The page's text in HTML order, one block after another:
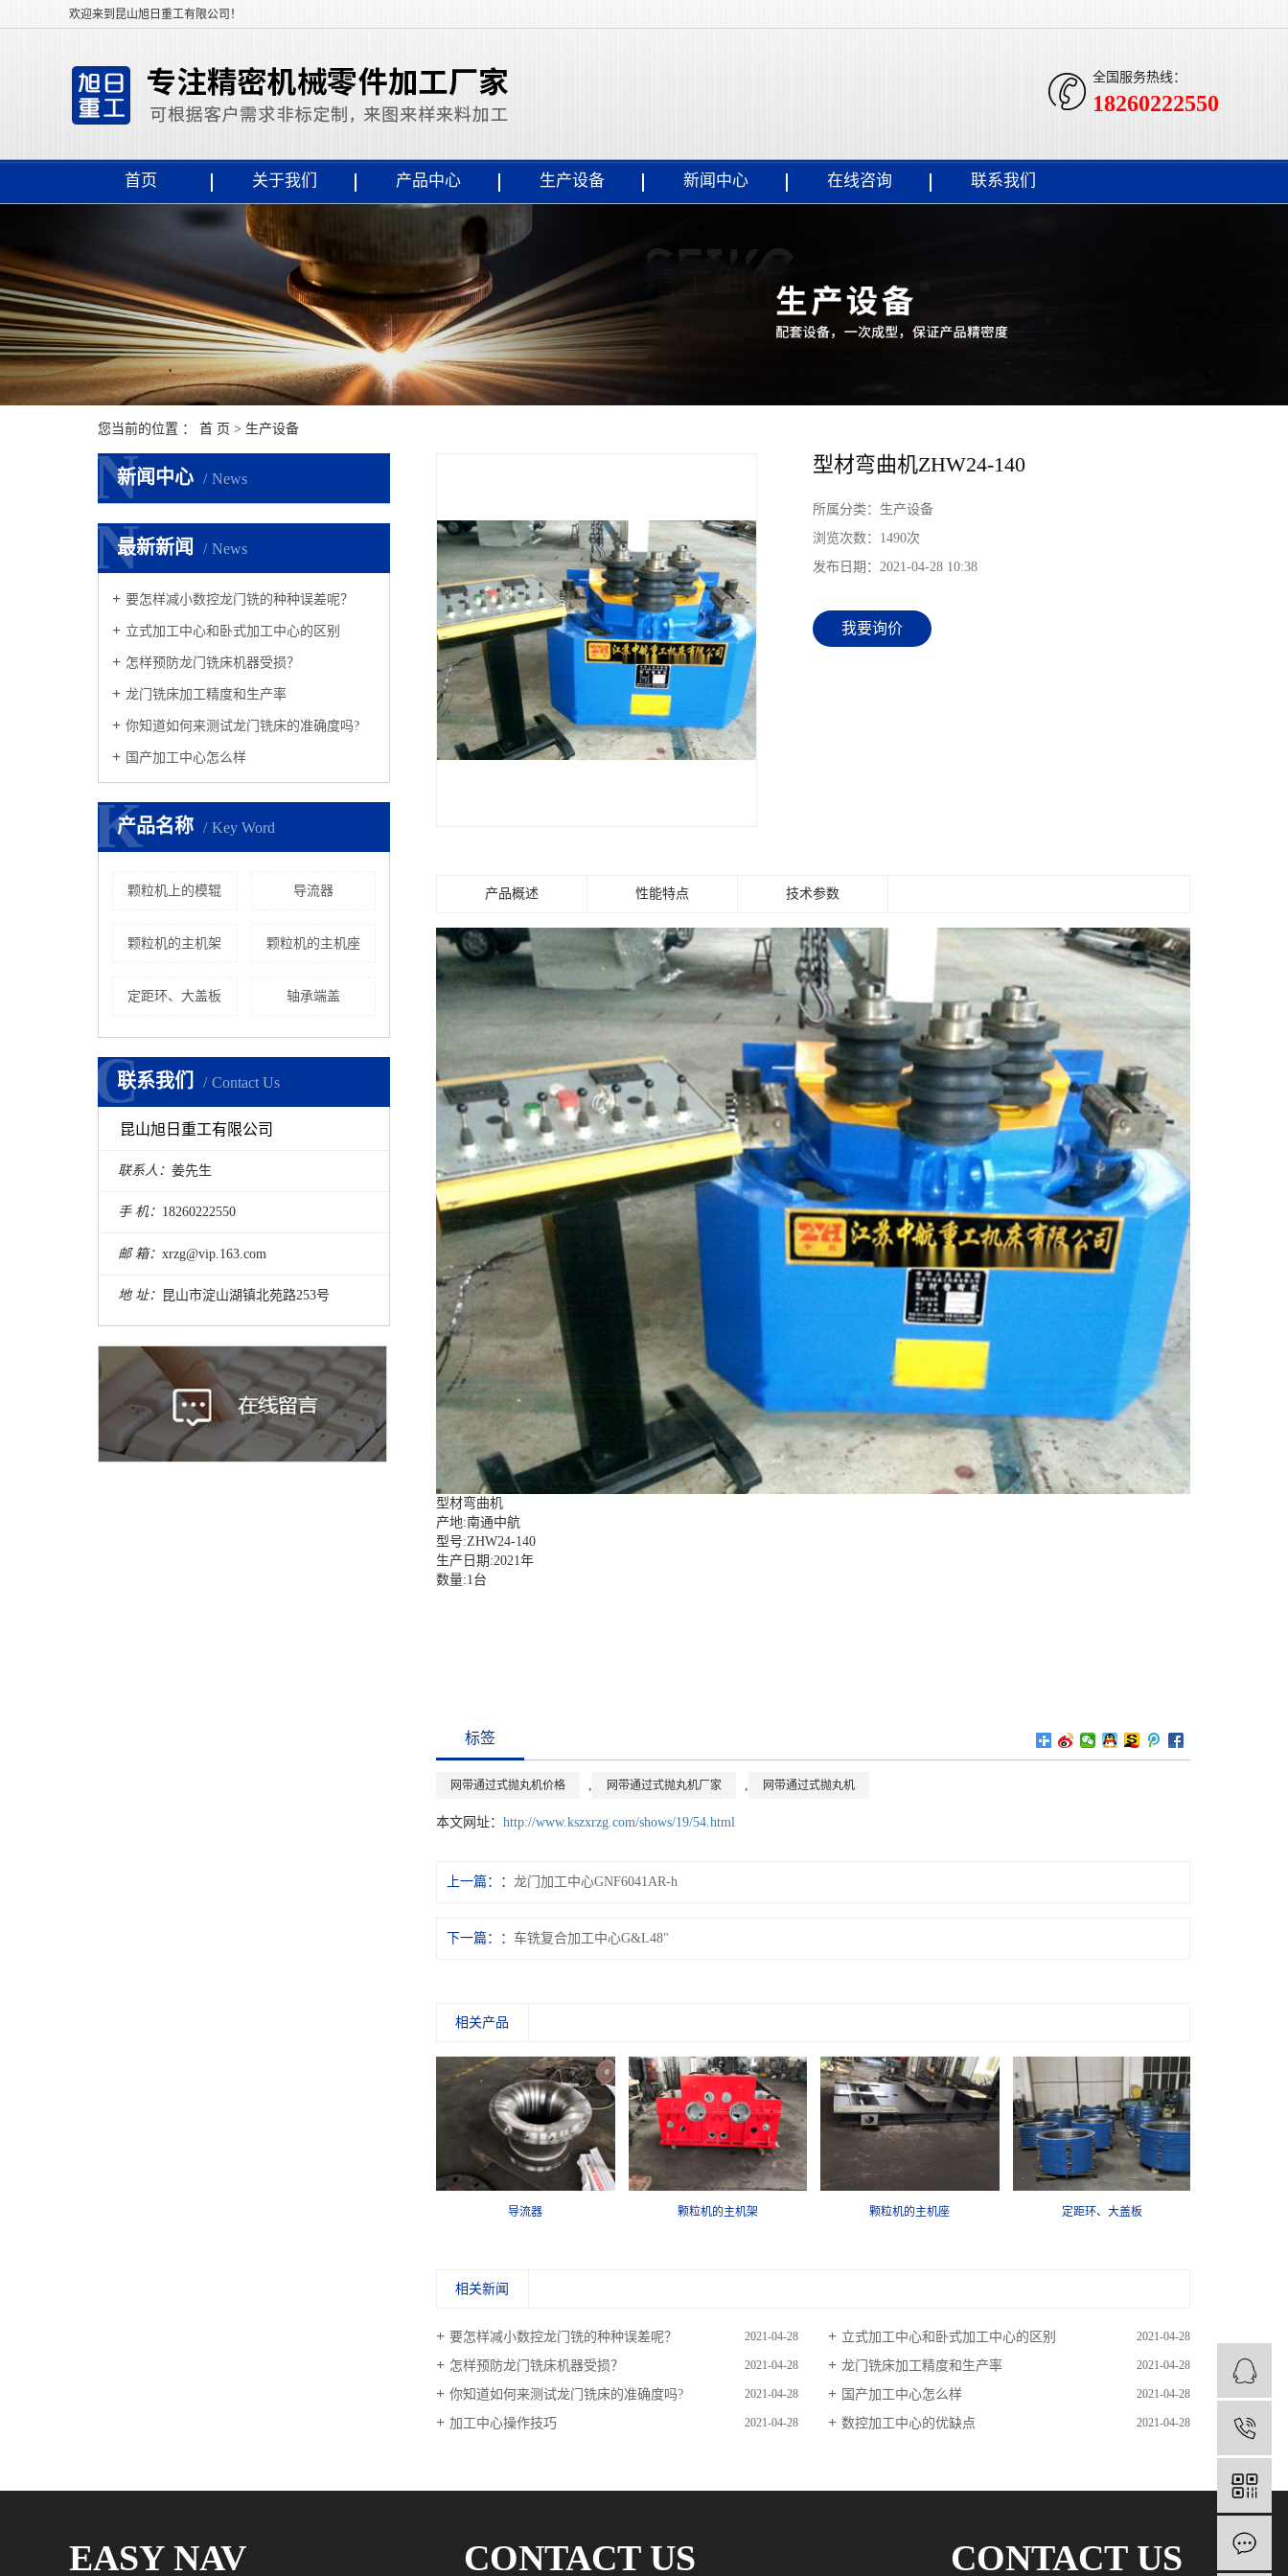
欢迎来到昆山旭日重工有限公司！
全国服务热线：
18260222550
首页 关于我们 产品中心 生产设备 新闻中心 在线咨询 联系我们
您当前的位置 ： 首 页 > 生产设备
新闻中心 News
N
N
最新新闻 News
N
N
要怎样减小数控龙门铣的种种误差呢？
立式加工中心和卧式加工中心的区别
怎样预防龙门铣床机器受损？
龙门铣床加工精度和生产率
你知道如何来测试龙门铣床的准确度吗?
国产加工中心怎么样
产品名称 Key Word
K
K
颗粒机上的模辊 导流器
颗粒机的主机架 颗粒机的主机座
定距环、大盖板 轴承端盖
联系我们 Contact Us
C
C
昆山旭日重工有限公司
联系人： 姜先生
手 机： 18260222550
邮 箱： xrzg@vip.163.com
地 址： 昆山市淀山湖镇北苑路253号
型材弯曲机ZHW24-140
所属分类： 生产设备
浏览次数： 1490次
发布日期：2021-04-28 10:38
我要询价
产品概述 性能特点 技术参数
型材弯曲机
产地:南通中航
型号:ZHW24-140
生产日期:2021年
数量:1台
标签
网带通过式抛丸机价格 网带通过式抛丸机厂家 网带通过式抛丸机
本文网址： http://www.kszxrzg.com/shows/19/54.html
上一篇： 龙门加工中心GNF6041AR-h
下一篇： 车铣复合加工中心G&L48"
相关产品
颗粒机的主机架 颗粒机的主机座 定距环、大盖板 轴承端盖
相关新闻
要怎样减小数控龙门铣的种种误差呢？ 2021-04-28 立式加工中心和卧式加工中心的区别 2021-04-28
怎样预防龙门铣床机器受损？ 2021-04-28 龙门铣床加工精度和生产率 2021-04-28
你知道如何来测试龙门铣床的准确度吗? 2021-04-28 国产加工中心怎么样 2021-04-28
加工中心操作技巧 2021-04-28 数控加工中心的优缺点 2021-04-28
EASY NAV CONTACT US CONTACT US